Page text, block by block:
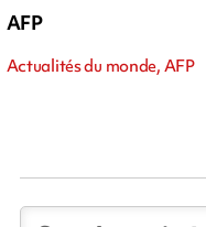
AFP
Actualités du monde, AFP